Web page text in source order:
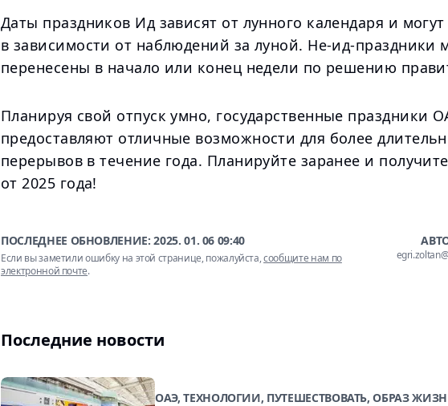
Даты праздников Ид зависят от лунного календаря и
в зависимости от наблюдений за луной. Не-ид-праздники
перенесены в начало или конец недели по решению
Планируя свой отпуск умно, государственные праздники
предоставляют отличные возможности для более
перерывов в течение года. Планируйте заранее и
от 2025 года!
ПОСЛЕДНЕЕ ОБНОВЛЕНИЕ:2025. 01. 06 09:40
Если вы заметили ошибку на этой странице, пожалуйста,сообщите нам по
электронной почте.
Последние новости
ОАЭ, ТЕХНОЛОГИИ, ПУТЕШЕСТВОВАТЬ, ОБРАЗ